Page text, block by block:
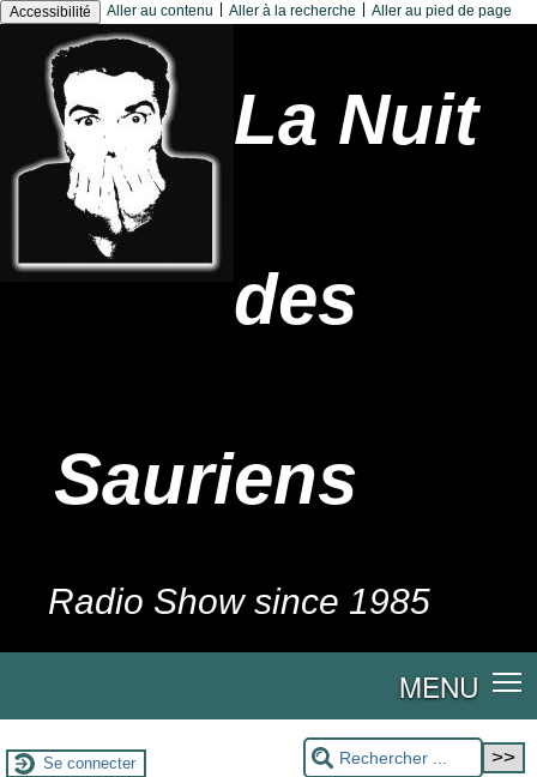
Accessibilité Aller au contenu Aller à la recherche Aller au pied de page
La Nuit
des
Sauriens
Radio Show since 1985
MENU
Se connecter